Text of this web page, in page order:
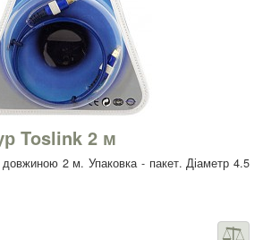
Toslink 2 м
2 м. Упаковка - пакет. Діаметр 4.5